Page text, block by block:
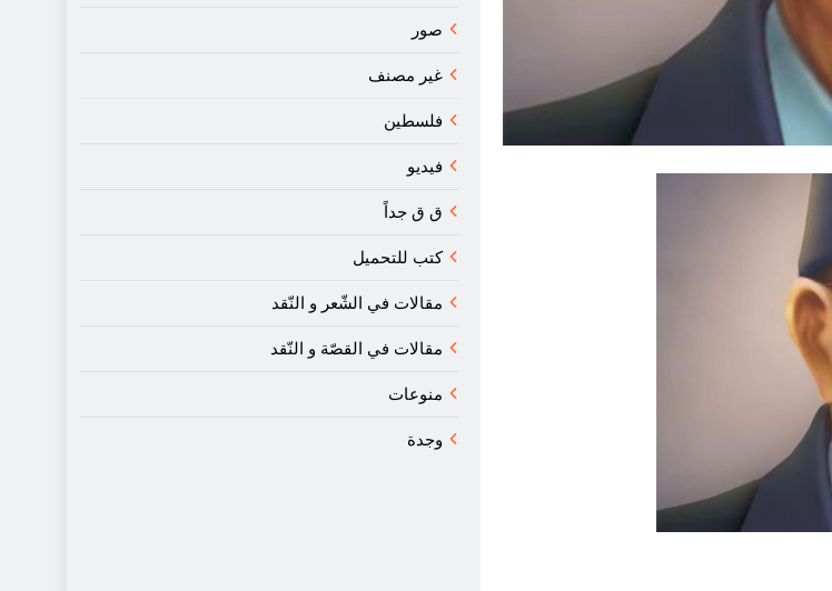
صور
غير مصنف
فلسطين
فيديو
ق ق جداً
كتب للتحميل
مقالات في الشّعر و النّقد
مقالات في القصّة و النّقد
منوعات
وجدة